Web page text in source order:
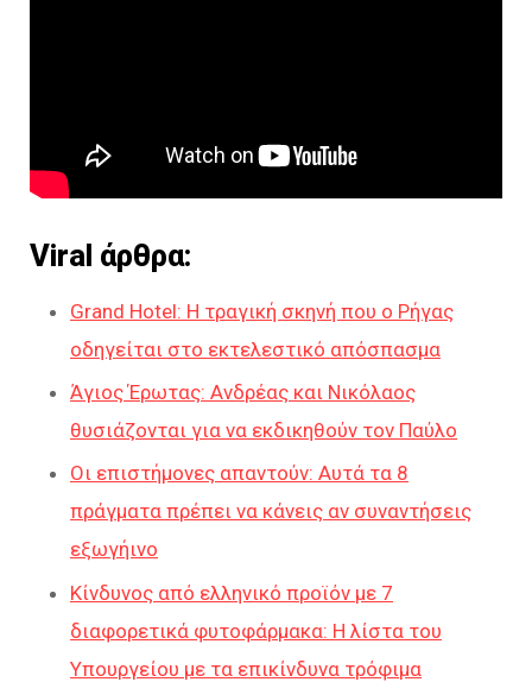
Viral άρθρα:
Grand Hotel: Η τραγική σκηνή που ο Ρήγας
οδηγείται στο εκτελεστικό απόσπασμα
Άγιος Έρωτας: Ανδρέας και Νικόλαος
θυσιάζονται για να εκδικηθούν τον Παύλο
Οι επιστήμονες απαντούν: Αυτά τα 8
πράγματα πρέπει να κάνεις αν συναντήσεις
εξωγήινο
Κίνδυνος από ελληνικό προϊόν με 7
διαφορετικά φυτοφάρμακα: Η λίστα του
Υπουργείου με τα επικίνδυνα τρόφιμα